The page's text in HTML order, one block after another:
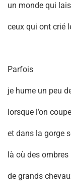
un monde qui
ceux qui ont crié
Parfois
je hume un peu
lorsque l’on
et dans la gorge
là où des ombres
de grands